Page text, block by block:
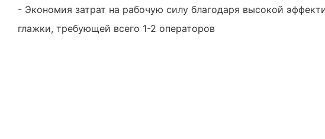
- Экономия затрат на рабочую силу благодаря высокой
глажки, требующей всего 1-2 операторов